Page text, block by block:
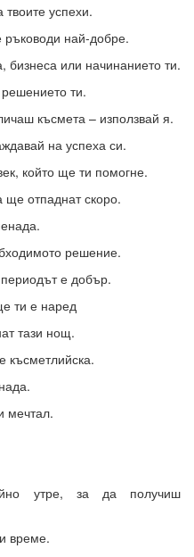
успехи.
най-добре.
бизнеса или начинанието ти.
ти.
късмета – използвай я.
на успеха си.
който ще ти помогне.
ще отпаднат скоро.
решение.
е добър.
ти е наред
тази нощ.
мечтал.
утре, за да получиш
време.